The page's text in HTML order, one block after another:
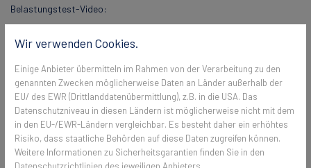
Belastungstest-Video:
Wir verwenden Cookies.
Einige Anbieter übermitteln im Rahmen von der Verarbeitung zu den
genannten Zwecken möglicherweise Daten an Länder außerhalb der
EU/ des EWR (Drittlanddatenübermittlung), z.B. in die USA. Das
Datenschutzniveau in diesen Ländern ist möglicherweise nicht mit dem
in den EU-/EWR-Ländern vergleichbar. Es besteht daher ein erhöhtes
Risiko, dass staatliche Behörden auf diese Daten zugreifen können.
Weitere Informationen zu Sicherheitsgarantien finden Sie in den